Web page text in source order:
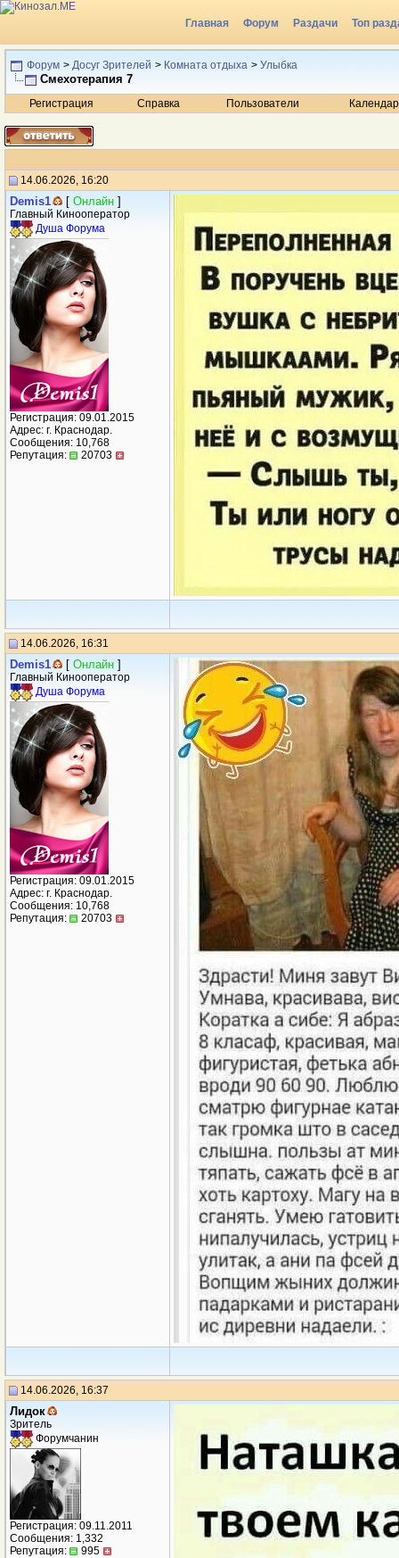
Главная Форум Раздачи Топ
Радио
Форум > Досуг Зрителей > Комната отдыха > Улыбка
Смехотерапия 7
Регистрация Справка Пользователи
14.06.2026, 16:20
Demis1 [ Онлайн ]
Главный Кинооператор
Душа Форума
Регистрация: 09.01.2015
Адрес: г. Краснодар.
Сообщения: 10,768
Репутация:
20703
14.06.2026, 16:31
Demis1 [ Онлайн ]
Главный Кинооператор
Душа Форума
Регистрация: 09.01.2015
Адрес: г. Краснодар.
Сообщения: 10,768
Репутация:
20703
14.06.2026, 16:37
Лидок
Зритель
Форумчанин
Регистрация: 09.11.2011
Сообщения: 1,332
Репутация:
995